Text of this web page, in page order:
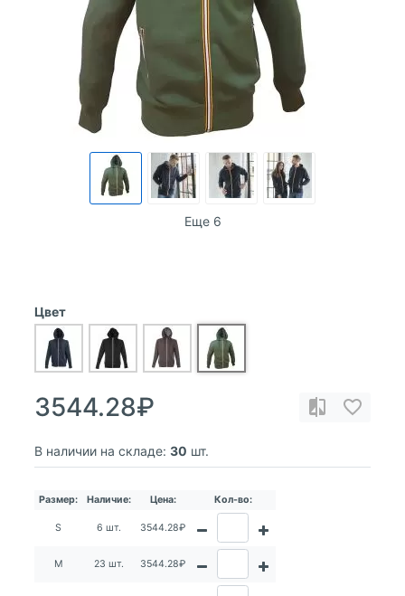
Еще 6
Цвет
3544.28₽
В наличии на складе: 30 шт.
Размер: Наличие: Цена: Кол-во:
S 6 шт. 3544.28₽
M 23 шт. 3544.28₽